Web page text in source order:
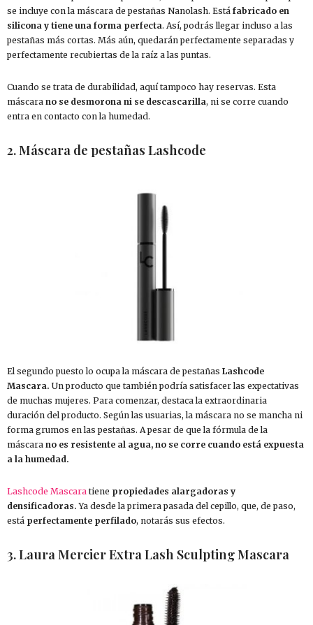
se incluye con la máscara de pestañas Nanolash. Está fabricado en
silicona y tiene una forma perfecta. Así, podrás llegar incluso a las
pestañas más cortas. Más aún, quedarán perfectamente separadas y
perfectamente recubiertas de la raíz a las puntas.
Cuando se trata de durabilidad, aquí tampoco hay reservas. Esta
máscara no se desmorona ni se descascarilla, ni se corre cuando
entra en contacto con la humedad.
2. Máscara de pestañas Lashcode
El segundo puesto lo ocupa la máscara de pestañas Lashcode
Mascara. Un producto que también podría satisfacer las expectativas
de muchas mujeres. Para comenzar, destaca la extraordinaria
duración del producto. Según las usuarias, la máscara no se mancha ni
forma grumos en las pestañas. A pesar de que la fórmula de la
máscara no es resistente al agua, no se corre cuando está expuesta
a la humedad.
Lashcode Mascara tiene propiedades alargadoras y
densificadoras. Ya desde la primera pasada del cepillo, que, de paso,
está perfectamente perfilado, notarás sus efectos.
3. Laura Mercier Extra Lash Sculpting Mascara